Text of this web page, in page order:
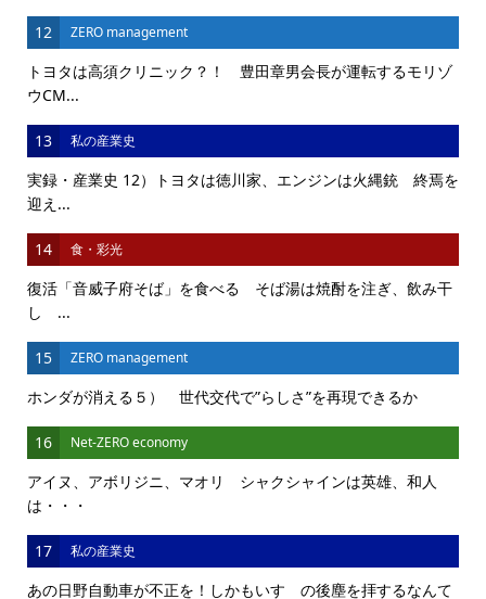
12 ZERO management
トヨタは高須クリニック？！ 豊田章男会長が運転するモリゾ
ウCM...
13 私の産業史
実録・産業史 12）トヨタは徳川家、エンジンは火縄銃 終焉を
迎え...
14 食・彩光
復活「音威子府そば」を食べる そば湯は焼酎を注ぎ、飲み干
し ...
15 ZERO management
ホンダが消える５） 世代交代で”らしさ”を再現できるか
16 Net-ZERO economy
アイヌ、アボリジニ、マオリ シャクシャインは英雄、和人
は・・・
17 私の産業史
あの日野自動車が不正を！しかもいすゞの後塵を拝するなんて